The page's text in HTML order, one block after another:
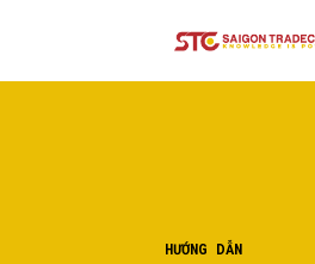
HƯỚNG DẪN